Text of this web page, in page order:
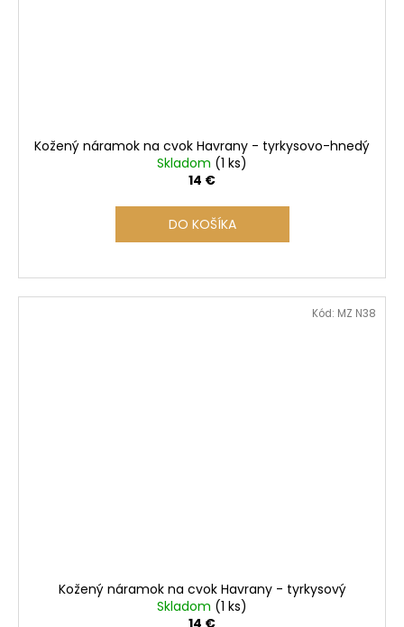
Kožený náramok na cvok Havrany - tyrkysovo-hnedý
Skladom (1 ks)
14 €
DO KOŠÍKA
Kožený náramok na cvok Havrany - tyrkysový
Skladom (1 ks)
14 €
Kód: MZ N38